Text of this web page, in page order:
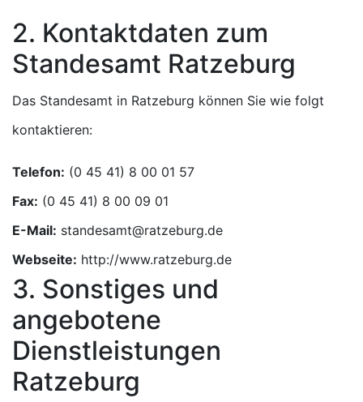
2. Kontaktdaten zum
Standesamt Ratzeburg
Das Standesamt in Ratzeburg können Sie wie folgt
kontaktieren:
Telefon:
Fax:
E-Mail:
Webseite: http://www.ratzeburg.de
3. Sonstiges und
angebotene
Dienstleistungen
Ratzeburg